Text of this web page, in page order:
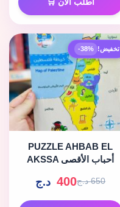
تخفيض! -38%
PUZZLE AHBAB EL
AKSSA أحباب الأقصى
650 د.ج 400 د.ج